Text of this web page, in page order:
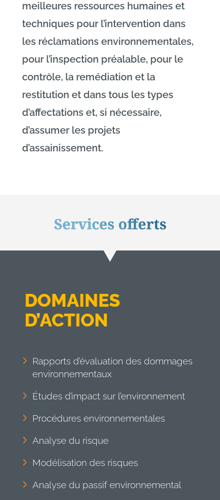
meilleures ressources humaines et
techniques pour l’intervention dans
les réclamations environnementales,
pour l’inspection préalable, pour le
contrôle, la remédiation et la
restitution et dans tous les types
d’affectations et, si nécessaire,
d’assumer les projets
d’assainissement.
Services offerts
DOMAINES
D’ACTION
Rapports d’évaluation des dommages
environnementaux
Études d’impact sur l’environnement
Procédures environnementales
Analyse du risque
Modélisation des risques
Analyse du passif environnemental